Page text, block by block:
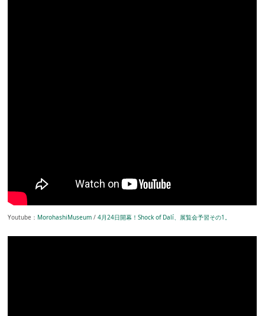
Youtube： MorohashiMuseum /4月24日開幕！Shock of Dalí、展覧会予習その1。